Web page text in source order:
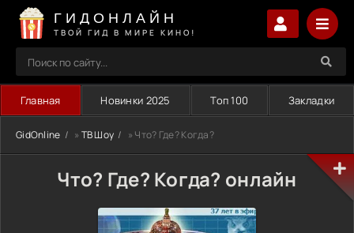
ГИДОНЛАЙН
ТВОЙ ГИД В МИРЕ КИНО!
Главная Новинки 2025 Топ 100 Закладки
GidOnline » ТВ Шоу » Что? Где? Когда?
Что? Где? Когда? онлайн